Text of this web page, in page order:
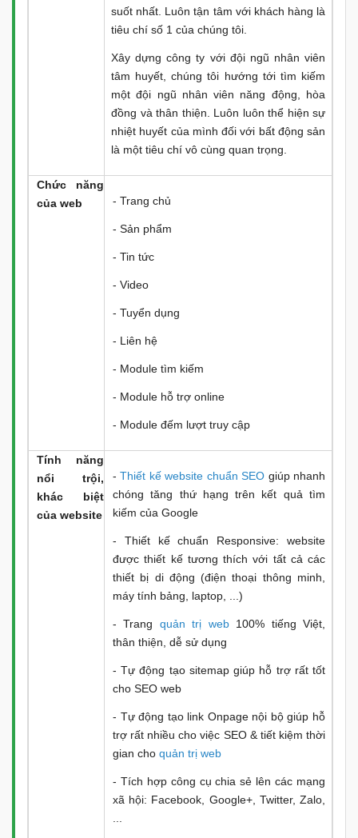
suốt nhất. Luôn tận tâm với khách hàng là
tiêu chí số 1 của chúng tôi.
Xây dựng công ty với đội ngũ nhân viên
tâm huyết, chúng tôi hướng tới tìm kiếm
một đội ngũ nhân viên năng động, hòa
đồng và thân thiện. Luôn luôn thể hiện sự
nhiệt huyết của mình đối với bất động sản
là một tiêu chí vô cùng quan trọng.
Chức năng
của web
- Trang chủ
- Sản phẩm
- Tin tức
- Video
- Tuyển dụng
- Liên hệ
- Module tìm kiếm
- Module hỗ trợ online
- Module đếm lượt truy cập
Tính năng
nổi trội,
khác biệt
của website
-Thiết kế website chuẩn SEO giúp nhanh
chóng tăng thứ hạng trên kết quả tìm
kiếm của Google
- Thiết kế chuẩn Responsive: website
được thiết kế tương thích với tất cả các
thiết bị di động (điện thoại thông minh,
máy tính bảng, laptop, ...)
- Trang quản trị web 100% tiếng Việt,
thân thiện, dễ sử dụng
- Tự động tạo sitemap giúp hỗ trợ rất tốt
cho SEO web
- Tự động tạo link Onpage nội bộ giúp hỗ
trợ rất nhiều cho việc SEO & tiết kiệm thời
gian cho quản trị web
- Tích hợp công cụ chia sẻ lên các mạng
xã hội: Facebook, Google+, Twitter, Zalo,